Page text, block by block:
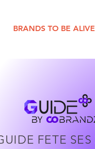
BRANDS TO BE ALIVE
FETE SES